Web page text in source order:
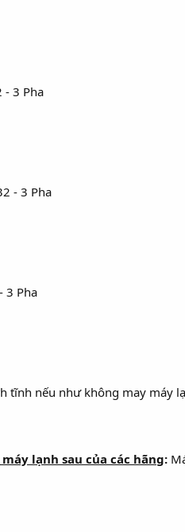
- 3 Pha
- 3 Pha
3 Pha
nếu như không may máy
lạnh sau của các hãng: